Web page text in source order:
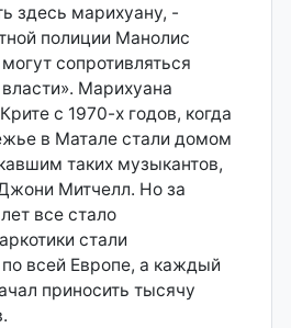
здесь марихуану, -
полиции Манолис
сопротивляться
Марихуана
с 1970-х годов, когда
в Матале стали домом
таких музыкантов,
Митчелл. Но за
все стало
стали
по всей Европе, а каждый
приносить тысячу